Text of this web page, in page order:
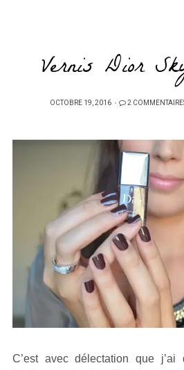
Vernis Dior
PUBLIÉ
OCTOBRE 19, 2016 2
C’est avec délectation que j’ai